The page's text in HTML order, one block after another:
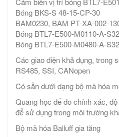
Bóng BKS-S 48-15-CP-30
BAM0230, BAM PT-XA-002-
Bóng BTL7-E500-M0110-A-S32
Bóng BTL7-E500-M0480-A-S32
Các giao diện khả dụng, trong
RS485, SSI, CANopen
Có sẵn dưới dạng bộ mã hóa
Quang học để đo chính xác,
để sử dụng trong môi trường
Bộ mã hóa Balluff gia tăng